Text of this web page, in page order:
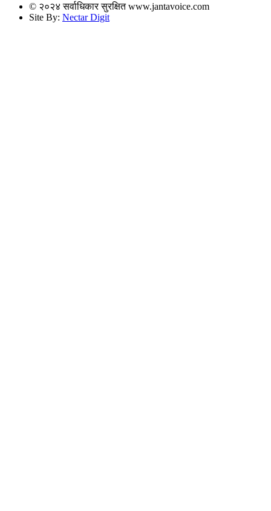
© २०२४ सर्वाधिकार सुरक्षित www.jantavoice.com
Site By: Nectar Digit